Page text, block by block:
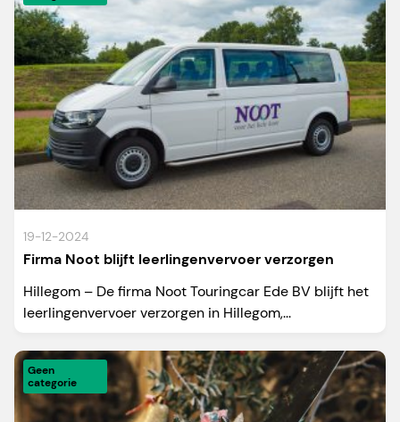
19-12-2024
Firma Noot blijft leerlingenvervoer verzorgen
Hillegom – De firma Noot Touringcar Ede BV blijft het
leerlingenvervoer verzorgen in Hillegom,...
Geen
categorie